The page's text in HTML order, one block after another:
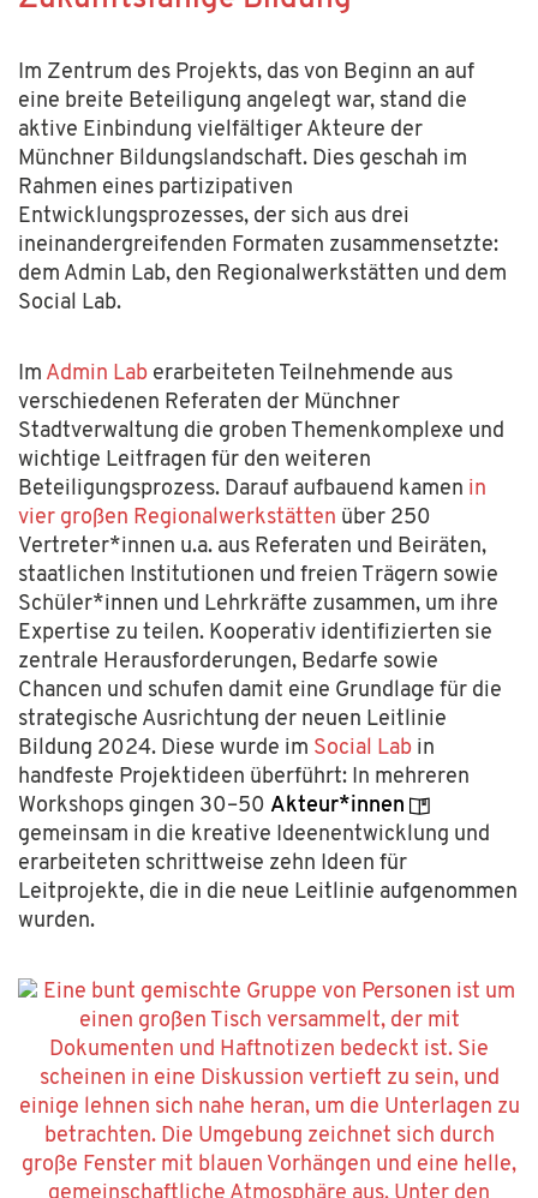
Im Zentrum des Projekts, das von Beginn an auf
eine breite Beteiligung angelegt war, stand die
aktive Einbindung vielfältiger Akteure der
Münchner Bildungslandschaft. Dies geschah im
Rahmen eines partizipativen
Entwicklungsprozesses, der sich aus drei
ineinandergreifenden Formaten zusammensetzte:
dem Admin Lab, den Regionalwerkstätten und dem
Social Lab.
Im Admin Lab erarbeiteten Teilnehmende aus
verschiedenen Referaten der Münchner
Stadtverwaltung die groben Themenkomplexe und
wichtige Leitfragen für den weiteren
Beteiligungsprozess. Darauf aufbauend kamen in
vier großen Regionalwerkstätten über 250
Vertreter*innen u.a. aus Referaten und Beiräten,
staatlichen Institutionen und freien Trägern sowie
Schüler*innen und Lehrkräfte zusammen, um ihre
Expertise zu teilen. Kooperativ identifizierten sie
zentrale Herausforderungen, Bedarfe sowie
Chancen und schufen damit eine Grundlage für die
strategische Ausrichtung der neuen Leitlinie
Bildung 2024. Diese wurde im Social Lab in
handfeste Projektideen überführt: In mehreren
Workshops gingen 30–50 Akteur*innen
gemeinsam in die kreative Ideenentwicklung und
erarbeiteten schrittweise zehn Ideen für
Leitprojekte, die in die neue Leitlinie aufgenommen
wurden.